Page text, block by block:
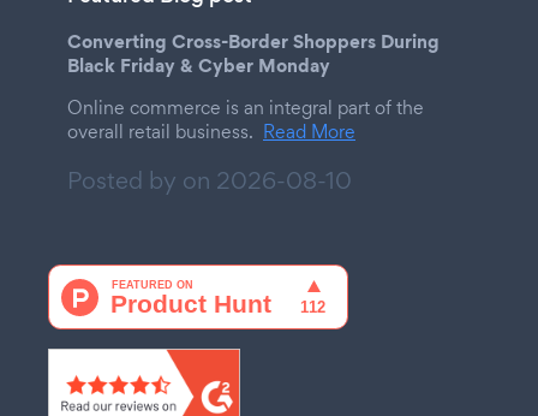
Converting Cross-Border Shoppers During
Black Friday & Cyber Monday
Online commerce is an integral part of the
overall retail business. Read More
Posted by on 2026-08-10